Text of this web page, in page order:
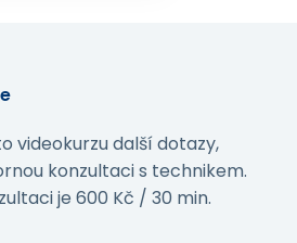
videokurzu další dotazy,
konzultaci s technikem.
je 600 Kč / 30 min.